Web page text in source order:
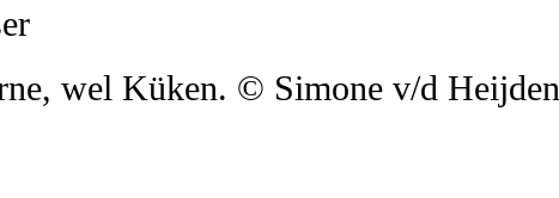
wel Küken. © Simone v/d Heijden